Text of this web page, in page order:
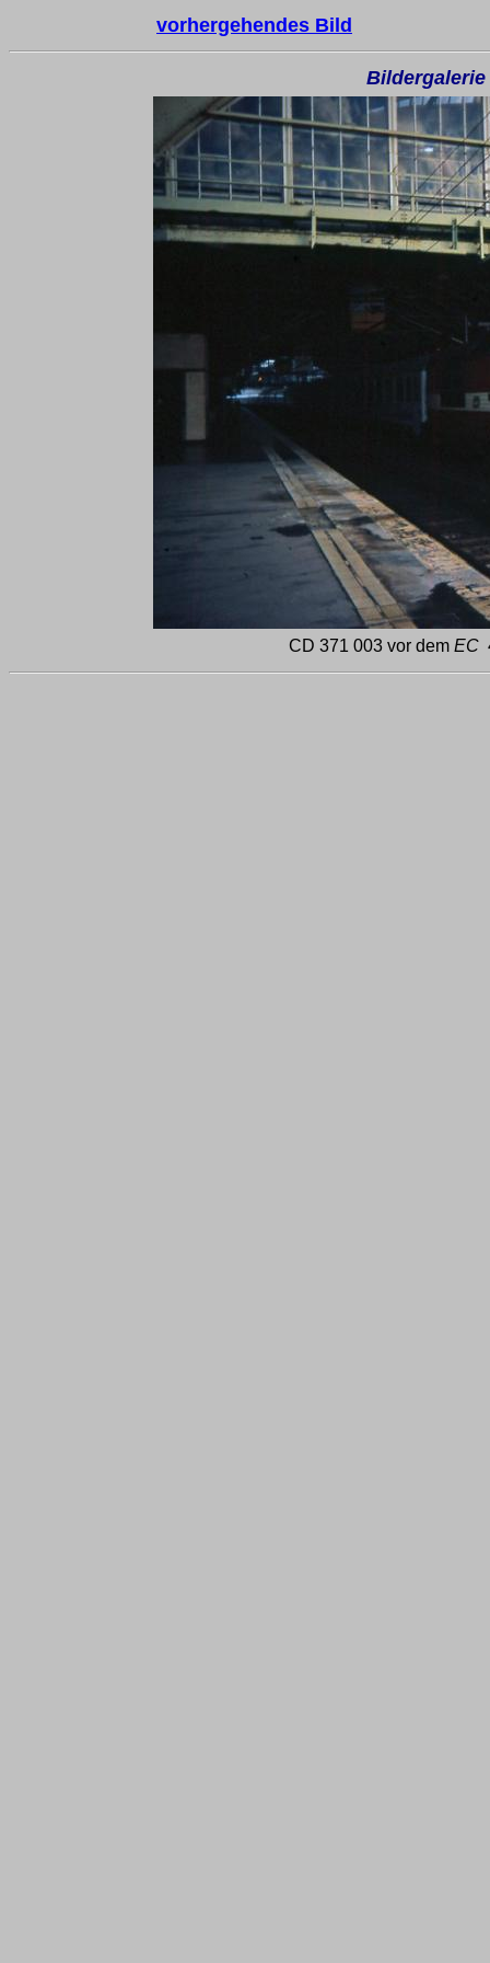
vorhergehendes Bild
CD 371 003 vor dem EC